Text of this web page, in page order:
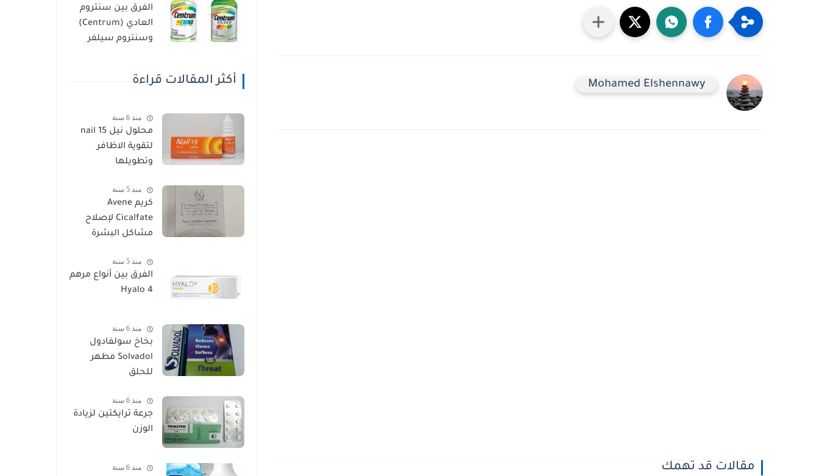
Mohamed Elshennawy
مقالات قد تهمك
الفرق بين سنتروم
العادي (Centrum)
وسنتروم سيلفر
أكثر المقالات قراءة
منذ 6 سنة
محلول نيل nail 15
لتقوية الاظافر
وتطويلها
منذ 5 سنة
كريم Avene
Cicalfate لإصلاح
مشاكل البشرة
منذ 5 سنة
الفرق بين أنواع مرهم
Hyalo 4
منذ 6 سنة
بخاخ سولفادول
Solvadol مطهر
للحلق
منذ 6 سنة
جرعة ترايكتين لزيادة
الوزن
منذ 6 سنة